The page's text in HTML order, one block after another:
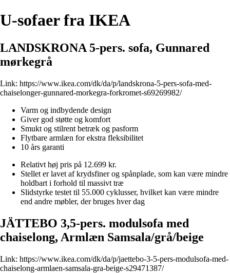
U-sofaer fra IKEA
LANDSKRONA 5-pers. sofa, Gunnared
mørkegrå
Link: https://www.ikea.com/dk/da/p/landskrona-5-pers-sofa-med-
chaiselonger-gunnared-morkegra-forkromet-s69269982/
Varm og indbydende design
Giver god støtte og komfort
Smukt og stilrent betræk og pasform
Flytbare armlæn for ekstra fleksibilitet
10 års garanti
Relativt høj pris på 12.699 kr.
Stellet er lavet af krydsfiner og spånplade, som kan være mindre
holdbart i forhold til massivt træ
Slidstyrke testet til 55.000 cyklusser, hvilket kan være mindre
end andre møbler, der bruges hver dag
JÄTTEBO 3,5-pers. modulsofa med
chaiselong, Armlæn Samsala/grå/beige
Link: https://www.ikea.com/dk/da/p/jaettebo-3-5-pers-modulsofa-med-
chaiselong-armlaen-samsala-gra-beige-s29471387/